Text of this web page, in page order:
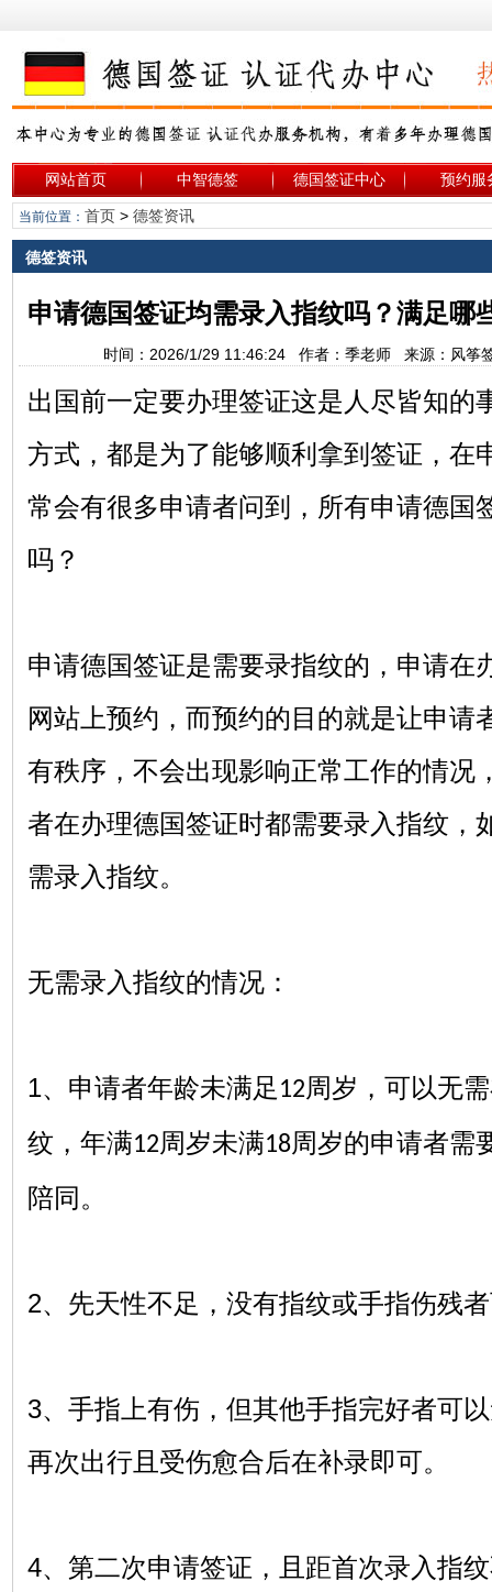
网站首页 中智德签 德国签证中心 预约服
当前位置： 首页> 德签资讯
德签资讯
申请德国签证均需录入指纹吗？满足哪
时间：2026/1/29 11:46:24 作者：季老师 来源：风筝
出国前一定要办理签证这是人尽皆知的
方式，都是为了能够顺利拿到签证，在
常会有很多申请者问到，所有申请德国
吗？
申请德国签证是需要录指纹的，申请在
网站上预约，而预约的目的就是让申请
有秩序，不会出现影响正常工作的情况
者在办理德国签证时都需要录入指纹，
需录入指纹。
无需录入指纹的情况：
1、申请者年龄未满足 12周岁，可以无
纹，年满12周岁未满18周岁的申请者需
陪同。
2、先天性不足，没有指纹或手指伤残
3、手指上有伤，但其他手指完好者可
再次出行且受伤愈合后在补录即可。
4、第二次申请签证，且距首次录入指